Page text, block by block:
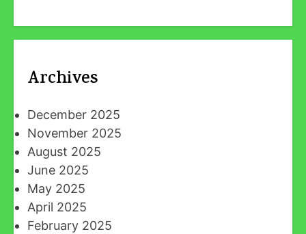
Archives
December 2025
November 2025
August 2025
June 2025
May 2025
April 2025
February 2025